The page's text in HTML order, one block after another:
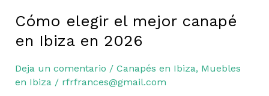
Cómo elegir el mejor canapé
en Ibiza en 2026
Deja un comentario / Canapés en Ibiza, Muebles
en Ibiza/ rfrfrances@gmail.com
Cómo
el
mejor
canapé